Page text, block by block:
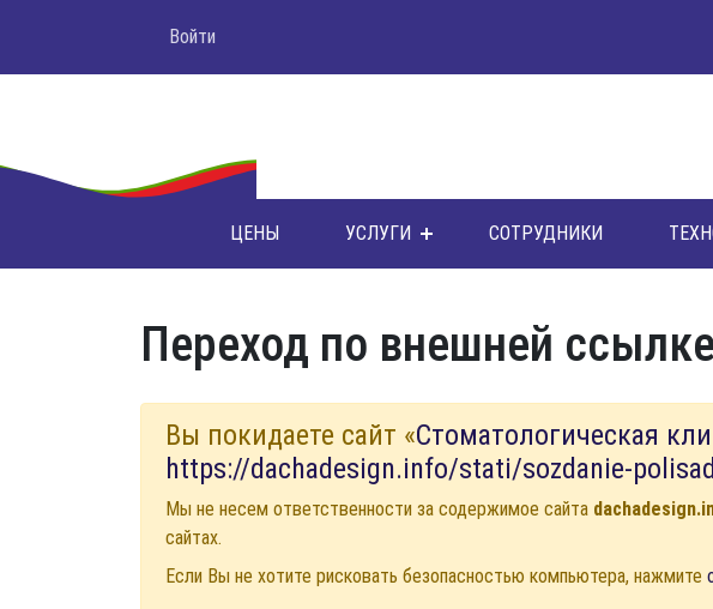
Войти
ЦЕНЫ УСЛУГИ СОТРУДНИКИ
Переход по внешней ссылке
Вы покидаете сайт «Стоматологическая
https://dachadesign.info/stati/sozdanie-
Мы не несем ответственности за содержимое сайта
сайтах.
Если Вы не хотите рисковать безопасностью компьютера, нажмите